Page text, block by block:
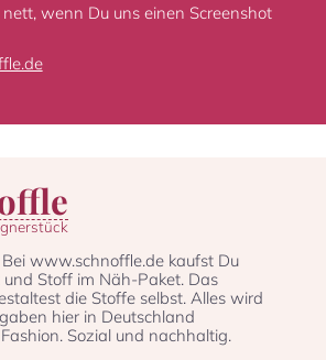
wenn Du uns einen Screenshot
Bei www.schnoffle.de kaufst Du
Stoff im Näh-Paket. Das
die Stoffe selbst. Alles wird
hier in Deutschland
Sozial und nachhaltig.